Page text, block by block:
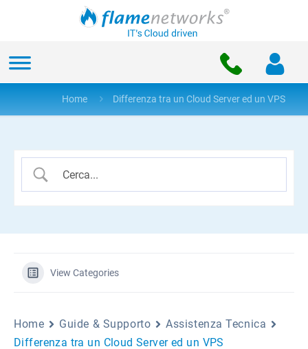
Home Differenza tra un Cloud Server ed un VPS
View Categories
Home Guide & Supporto
Assistenza Tecnica
Differenza tra un Cloud Server ed un VPS